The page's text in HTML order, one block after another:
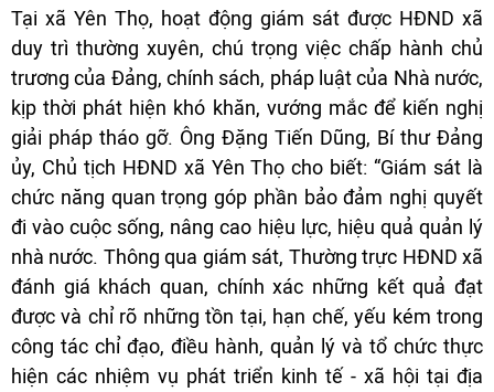
Tại xã Yên Thọ, hoạt động giám sát được HĐND xã
duy trì thường xuyên, chú trọng việc chấp hành chủ
trương của Đảng, chính sách, pháp luật của Nhà nước,
kịp thời phát hiện khó khăn, vướng mắc để kiến nghị
giải pháp tháo gỡ. Ông Đặng Tiến Dũng, Bí thư Đảng
ủy, Chủ tịch HĐND xã Yên Thọ cho biết: “Giám sát là
chức năng quan trọng góp phần bảo đảm nghị quyết
đi vào cuộc sống, nâng cao hiệu lực, hiệu quả quản lý
nhà nước. Thông qua giám sát, Thường trực HĐND xã
đánh giá khách quan, chính xác những kết quả đạt
được và chỉ rõ những tồn tại, hạn chế, yếu kém trong
công tác chỉ đạo, điều hành, quản lý và tổ chức thực
hiện các nhiệm vụ phát triển kinh tế - xã hội tại địa